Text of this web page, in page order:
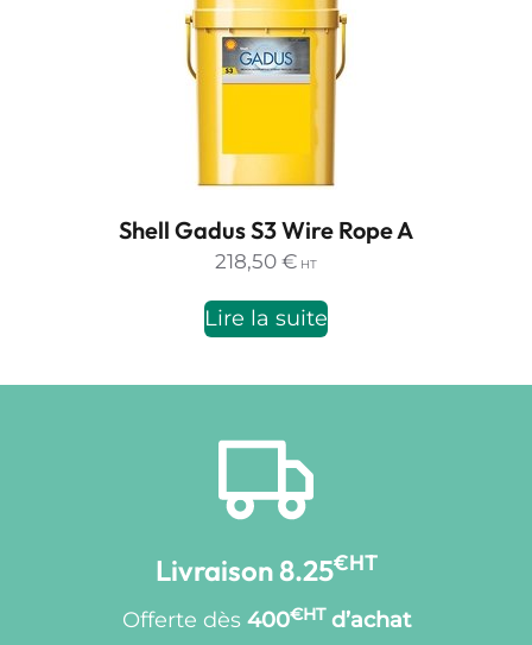
Shell Gadus S3 Wire Rope A
218,50 € HT
Lire la suite
Livraison 8.25€HT
Offerte dès 400€HT d’achat